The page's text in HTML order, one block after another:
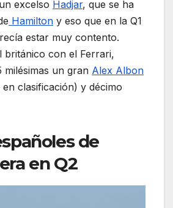
excelso Hadjar, que se ha
Hamilton y eso que en la Q1
estar muy contento.
británico con el Ferrari,
milésimas un gran Alex Albon
clasificación) y décimo
de
en Q2